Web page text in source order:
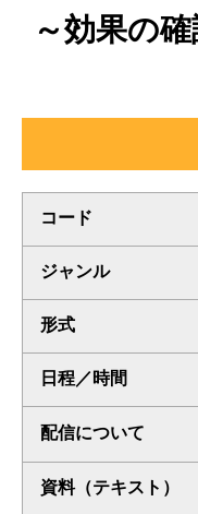
～効果の
コード
ジャンル
形式
日程／時間
配信について
資料（テキスト）